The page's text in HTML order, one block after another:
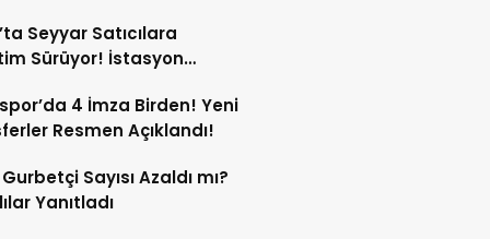
Seyyar Satıcılara
Sürüyor! İstasyon
4 İmza Birden! Yeni
Resmen Açıklandı!
Gurbetçi Sayısı Azaldı mı?
Yanıtladı